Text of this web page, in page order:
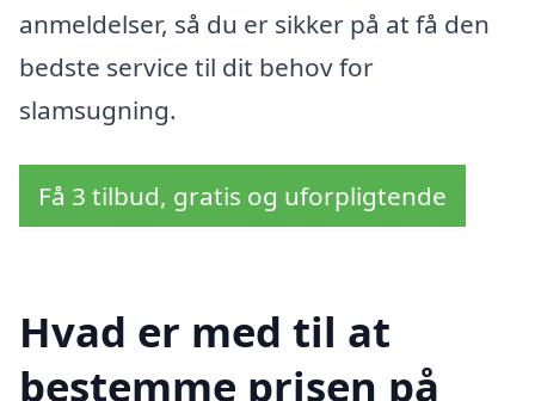
anmeldelser, så du er sikker på at få den
bedste service til dit behov for
slamsugning.
Få 3 tilbud, gratis og uforpligtende
Hvad er med til at
bestemme prisen på